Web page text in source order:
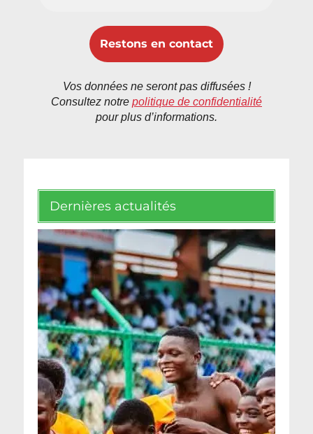
Vos données ne seront pas diffusées !
Consultez notre politique de confidentialité
pour plus d’informations.
Dernières actualités